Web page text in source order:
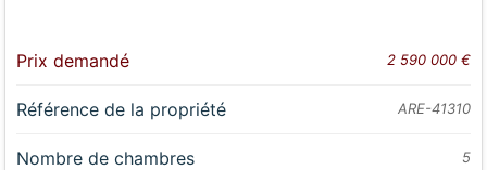
Prix demandé 2 590 000 €
Référence de la propriété ARE-41310
Nombre de chambres 5